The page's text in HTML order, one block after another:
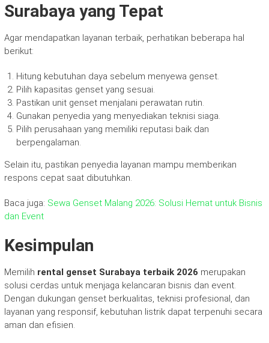
Surabaya yang Tepat
Agar mendapatkan layanan terbaik, perhatikan beberapa hal
berikut:
Hitung kebutuhan daya sebelum menyewa genset.
Pilih kapasitas genset yang sesuai.
Pastikan unit genset menjalani perawatan rutin.
Gunakan penyedia yang menyediakan teknisi siaga.
Pilih perusahaan yang memiliki reputasi baik dan
berpengalaman.
Selain itu, pastikan penyedia layanan mampu memberikan
respons cepat saat dibutuhkan.
Baca juga: Sewa Genset Malang 2026: Solusi Hemat untuk Bisnis
dan Event
Kesimpulan
Memilih rental genset Surabaya terbaik 2026 merupakan
solusi cerdas untuk menjaga kelancaran bisnis dan event.
Dengan dukungan genset berkualitas, teknisi profesional, dan
layanan yang responsif, kebutuhan listrik dapat terpenuhi secara
aman dan efisien.